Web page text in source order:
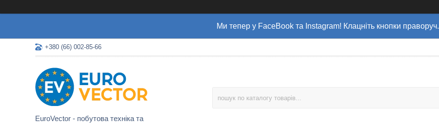
Ми тепер у FaceBook та Instagram! Клацніть кнопки праворуч.
+380 (66) 002-85-66
EuroVector - побутова техніка та